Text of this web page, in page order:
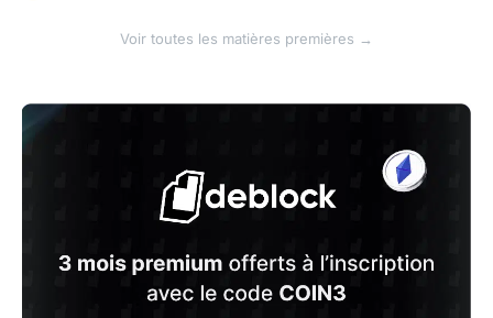
Voir toutes les matières premières →